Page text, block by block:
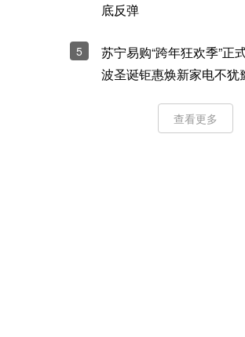
底反弹
5
苏宁易购“跨年狂欢季”正
波圣诞钜惠焕新家电不犹
查看更多